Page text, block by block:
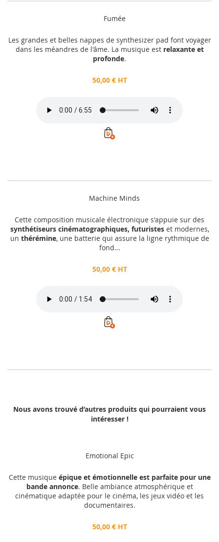
Fumée
Les grandes et belles nappes de synthesizer pad font voyager
dans les méandres de l'âme. La musique est relaxante et
profonde.
50,00 € HT
Machine Minds
Cette composition musicale électronique s'appuie sur des
synthétiseurs cinématographiques, futuristeset modernes,
un thérémine, une batterie qui assure la ligne rythmique de
fond...
50,00 € HT
Nous avons trouvé d’autres produits qui pourraient vous
intéresser !
Emotional Epic
Cette musique épique et émotionnelle est parfaite pour une
bande annonce. Belle ambiance atmosphérique et
cinématique adaptée pour le cinéma, les jeux vidéo et les
documentaires.
50,00 € HT